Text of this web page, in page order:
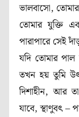
ভালবাসো,
তোমার যুক্তি
পারাপারে সেই
যদি তোমার
তখন হয় তুমি
দিশাহীন, আর
যাবে, স্থাণুবৎ –